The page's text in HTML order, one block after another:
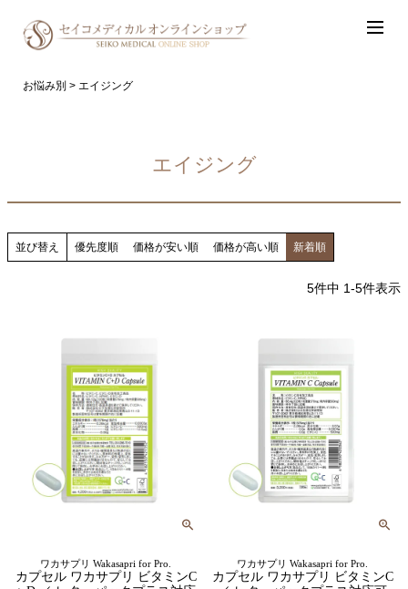
お悩み別 エイジング
エイジング
並び替え 優先度順 価格が安い順 価格が高い順 新着順
5件中 1-5件表示
ワカサプリ Wakasapri for Pro.
カプセル ワカサプリ ビタミンC
ワカサプリ Wakasapri for Pro.
カプセル ワカサプリ ビタミンC